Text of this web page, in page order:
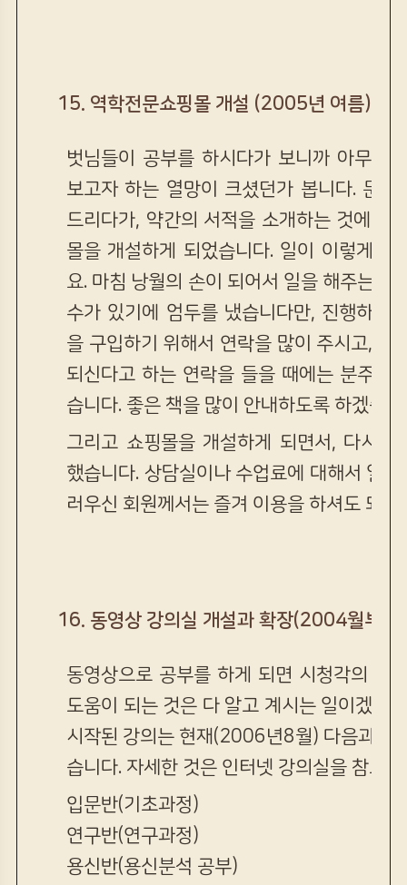
15. 역학전문쇼핑몰 개설 (2005년 여름)
벗님들이 공부를 하시다가 보니까 아무래
보고자 하는 열망이 크셨던가 봅니다. 문의
드리다가, 약간의 서적을 소개하는 것에서
몰을 개설하게 되었습니다. 일이 이렇게 자
요. 마침 낭월의 손이 되어서 일을 해주는 화
수가 있기에 엄두를 냈습니다만, 진행하는
을 구입하기 위해서 연락을 많이 주시고, 책
되신다고 하는 연락을 들을 때에는 분주한
습니다. 좋은 책을 많이 안내하도록 하겠습니
그리고 쇼핑몰을 개설하게 되면서, 다시
했습니다. 상담실이나 수업료에 대해서 일
러우신 회원께서는 즐겨 이용을 하셔도 되겠
16. 동영상 강의실 개설과 확장(2004월부터)
동영상으로 공부를 하게 되면 시청각의 공
도움이 되는 것은 다 알고 계시는 일이겠습
시작된 강의는 현재(2006년8월) 다음과 같
습니다. 자세한 것은 인터넷 강의실을 참고
입문반(기초과정)
연구반(연구과정)
용신반(용신분석 공부)